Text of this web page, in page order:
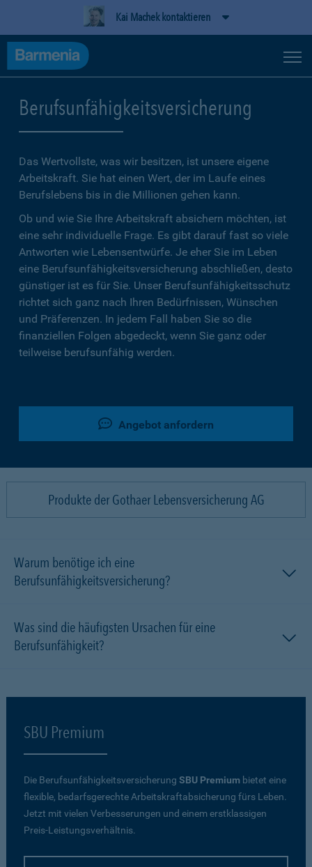
Kai Machek kontaktieren
Berufsunfähigkeitsversicherung
Das Wertvollste, was wir besitzen, ist unsere eigene
Arbeitskraft. Sie hat einen Wert, der im Laufe eines
Berufslebens bis in die Millionen gehen kann.
Ob und wie Sie Ihre Arbeitskraft absichern möchten, ist
eine sehr individuelle Frage. Es gibt darauf fast so viele
Antworten wie Lebensentwürfe. Je eher Sie im Leben
eine Berufsunfähigkeitsversicherung abschließen, desto
günstiger ist es für Sie. Unser Berufsunfähigkeitsschutz
richtet sich ganz nach Ihren Bedürfnissen, Wünschen
und Präferenzen. In jedem Fall haben Sie so die
finanziellen Folgen abgedeckt, wenn Sie ganz oder
teilweise berufsunfähig werden.
Angebot anfordern
Produkte der Gothaer Lebensversicherung AG
Warum benötige ich eine
Berufsunfähigkeitsversicherung?
Was sind die häufigsten Ursachen für eine
Berufsunfähigkeit?
SBU Premium
Die Berufsunfähigkeitsversicherung SBU Premium bietet eine
flexible, bedarfsgerechte Arbeitskraftabsicherung fürs Leben.
Jetzt mit vielen Verbesserungen und einem erstklassigen
Preis-Leistungsverhältnis.